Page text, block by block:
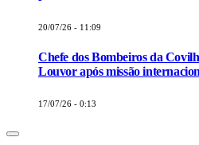
20/07/26 - 11:09
Chefe dos Bombeiros da
Louvor após missão
17/07/26 - 0:13